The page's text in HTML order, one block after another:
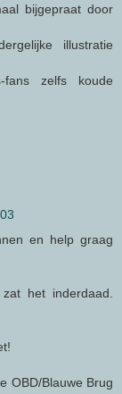
bijgepraat door
illustratie
fans zelfs koude
en help graag
het inderdaad.
OBD/Blauwe Brug